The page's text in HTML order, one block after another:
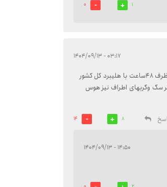
1
0
۰۳:۱۷ - ۱۴۰۴/۰۹/۱۳
هشدارهشدار هشدار؟من از سپاه پاسداران جان برکفان کشور عزیزمان ایران میخواهم ظرف ۴۸ساعت با هلیبرد کل کشور
سگ وگربهای اطراف نیز هوس
8
14
۱۴:۵۰ - ۱۴۰۴/۰۹/۱۳